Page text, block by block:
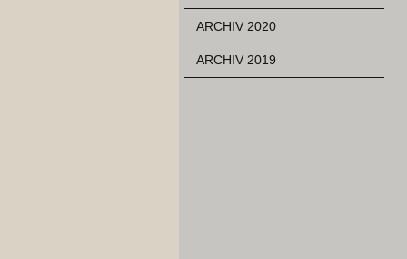
ARCHIV 2020
ARCHIV 2019